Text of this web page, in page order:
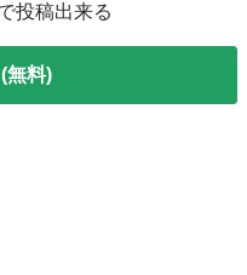
投稿出来る
無料)